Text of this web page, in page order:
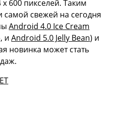
600 пикселей. Таким
свежей на сегодня
Android 4.0 Ice Cream
и Android 5.0 Jelly Bean) и
новинка может стать